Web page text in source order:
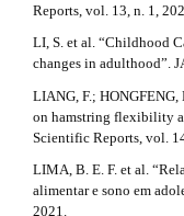
Reports, vol. 13, n. 1,
LI, S. et al. “Childhood
changes in adulthood”.
LIANG, F.;
on hamstring flexibility
Scientific Reports, vol.
LIMA, B. E. F. et al.
alimentar e sono em
2021.